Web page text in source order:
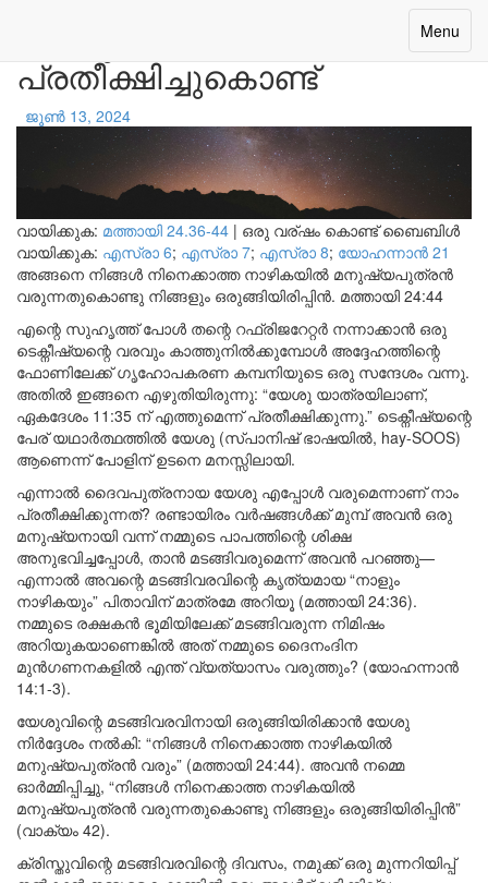
Toggle
Menu
പ്രതീക്ഷിച്ചുകൊണ്ട്
ജൂൺ 13, 2024
വായിക്കുക: മത്തായി 24.36-44 | ഒരു വര്ഷം കൊണ്ട് ബൈബിൾ
വായിക്കുക: എസ്രാ 6; എസ്രാ 7; എസ്രാ 8; യോഹന്നാന്‍ 21
അങ്ങനെ നിങ്ങൾ നിനെക്കാത്ത നാഴികയിൽ മനുഷ്യപുത്രൻ
വരുന്നതുകൊണ്ടു നിങ്ങളും ഒരുങ്ങിയിരിപ്പിൻ. മത്തായി 24:44
എന്റെ സുഹൃത്ത് പോൾ തന്റെ റഫ്രിജറേറ്റർ നന്നാക്കാൻ ഒരു
ടെക്നീഷ്യന്റെ വരവും കാത്തുനിൽക്കുമ്പോൾ അദ്ദേഹത്തിന്റെ
ഫോണിലേക്ക് ഗൃഹോപകരണ കമ്പനിയുടെ ഒരു സന്ദേശം വന്നു.
അതിൽ ഇങ്ങനെ എഴുതിയിരുന്നു: “യേശു യാത്രയിലാണ്,
ഏകദേശം 11:35 ന് എത്തുമെന്ന് പ്രതീക്ഷിക്കുന്നു.” ടെക്നീഷ്യന്റെ
പേര് യഥാർത്ഥത്തിൽ യേശു (സ്പാനിഷ് ഭാഷയിൽ, hay-SOOS)
ആണെന്ന് പോളിന് ഉടനെ മനസ്സിലായി.
എന്നാൽ ദൈവപുത്രനായ യേശു എപ്പോൾ വരുമെന്നാണ് നാം
പ്രതീക്ഷിക്കുന്നത്? രണ്ടായിരം വർഷങ്ങൾക്ക് മുമ്പ് അവൻ ഒരു
മനുഷ്യനായി വന്ന് നമ്മുടെ പാപത്തിന്റെ ശിക്ഷ
അനുഭവിച്ചപ്പോൾ, താൻ മടങ്ങിവരുമെന്ന് അവൻ പറഞ്ഞു—
എന്നാൽ അവന്റെ മടങ്ങിവരവിന്റെ കൃത്യമായ “നാളും
നാഴികയും” പിതാവിന് മാത്രമേ അറിയൂ (മത്തായി 24:36).
നമ്മുടെ രക്ഷകൻ ഭൂമിയിലേക്ക് മടങ്ങിവരുന്ന നിമിഷം
അറിയുകയാണെങ്കിൽ അത് നമ്മുടെ ദൈനംദിന
മുൻഗണനകളിൽ എന്ത് വ്യത്യാസം വരുത്തും? (യോഹന്നാൻ
14:1-3).
യേശുവിന്റെ മടങ്ങിവരവിനായി ഒരുങ്ങിയിരിക്കാൻ യേശു
നിർദ്ദേശം നൽകി: “നിങ്ങൾ നിനെക്കാത്ത നാഴികയിൽ
മനുഷ്യപുത്രൻ വരും” (മത്തായി 24:44). അവൻ നമ്മെ
ഓർമ്മിപ്പിച്ചു, “നിങ്ങൾ നിനെക്കാത്ത നാഴികയിൽ
മനുഷ്യപുത്രൻ വരുന്നതുകൊണ്ടു നിങ്ങളും ഒരുങ്ങിയിരിപ്പിൻ”
(വാക്യം 42).
ക്രിസ്തുവിന്റെ മടങ്ങിവരവിന്റെ ദിവസം, നമുക്ക് ഒരു മുന്നറിയിപ്പ്